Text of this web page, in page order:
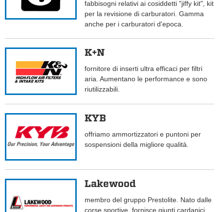
fabbisogni relativi ai cosiddetti "jiffy kit", kit
per la revisione di carburatori. Gamma
anche per i carburatori d'epoca.
K+N
fornitore di inserti ultra efficaci per filtri
aria. Aumentano le performance e sono
riutilizzabili.
KYB
offriamo ammortizzatori e puntoni per
sospensioni della migliore qualità.
Lakewood
membro del gruppo Prestolite. Nato dalle
corse sportive, fornisce giunti cardanici,